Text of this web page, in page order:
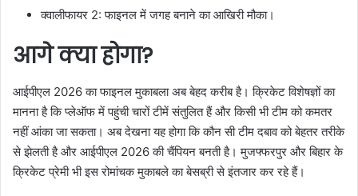
क्वालीफायर 2: फाइनल में जगह बनाने का आखिरी मौका।
आगे क्या होगा?
आईपीएल 2026 का फाइनल मुकाबला अब बेहद करीब है। क्रिकेट विशेषज्ञों का
मानना है कि प्लेऑफ में पहुंची चारों टीमें संतुलित हैं और किसी भी टीम को कमतर
नहीं आंका जा सकता। अब देखना यह होगा कि कौन सी टीम दबाव को बेहतर तरीके
से झेलती है और आईपीएल 2026 की चैंपियन बनती है। मुजफ्फरपुर और बिहार के
क्रिकेट प्रेमी भी इस रोमांचक मुकाबले का बेसब्री से इंतजार कर रहे हैं।